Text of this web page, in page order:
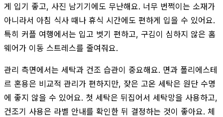
게 입기 좋고, 사진 남기기에도 무난해요. 너무 번쩍이는 소재가
아니라서 아침 식사 때나 휴식 시간에도 편하게 입을 수 있어요.
특히 커플 여행에서는 입고 벗기 편하고, 구김이 심하지 않은 홈
웨어가 이동 스트레스를 줄여줘요.
관리 측면에서는 세탁과 건조 습관이 중요해요. 면과 폴리에스테
르 혼용은 비교적 관리가 편하지만, 잦은 고온 세탁은 원단 수명
에 좋지 않을 수 있어요. 첫 세탁은 뒤집어서 세탁망을 사용하고,
건조기 사용은 라벨 안내를 확인한 뒤 결정하는 것이 좋아요. 체